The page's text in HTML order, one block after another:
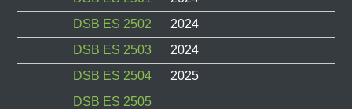
DSB ES 2502
2024
DSB ES 2503
2024
DSB ES 2504
2025
DSB ES 2505